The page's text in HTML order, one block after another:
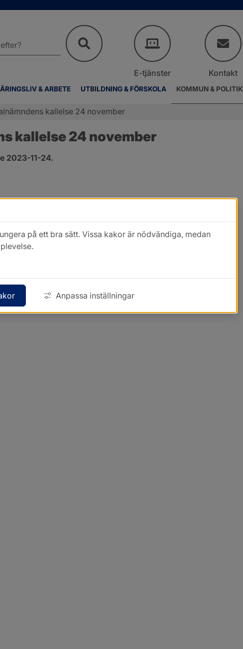
& ARBETE UTBILDNING & FÖRSKOLA KOMMUN & POLITIK
E-tjänster Kontakt
kallelse 24 november
kallelse 24 november
2023-11-24.
146.8 kB, öppnas i nytt fönster.
på ett bra sätt. Vissa kakor är nödvändiga, medan
Anpassa inställningar